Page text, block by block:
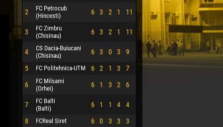
2
FC Petrocub
(Hincesti)
6 3 2 1 11
3
FC Zimbru
(Chisinau)
6 3 2 1 11
4
CS Dacia-Buiucani
(Chisinau)
6 3 0 3 9
5 FC Politehnica-UTM 6 2 1 3 7
6
FC Milsami
(Orhei)
6 1 3 2 6
7
FC Balti
(Balti)
6 1 1 4 4
8 FCReal Siret 6 0 3 3 3